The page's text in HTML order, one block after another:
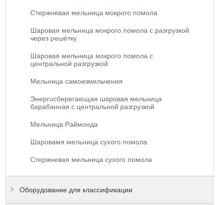
Стержневая мельница мокрого помола
Шаровая мельница мокрого помола с разгрузкой
через решётку
Шаровая мельница мокрого помола с
центральной разгрузкой
Мельница самоизмельчения
Энергосберегающая шаровая мельница
барабанная с центральной разгрузкой
Мельница Раймонда
Шаровамя мельница сухого помола
Стержневая мельница сухого помола
Оборудование для классификации